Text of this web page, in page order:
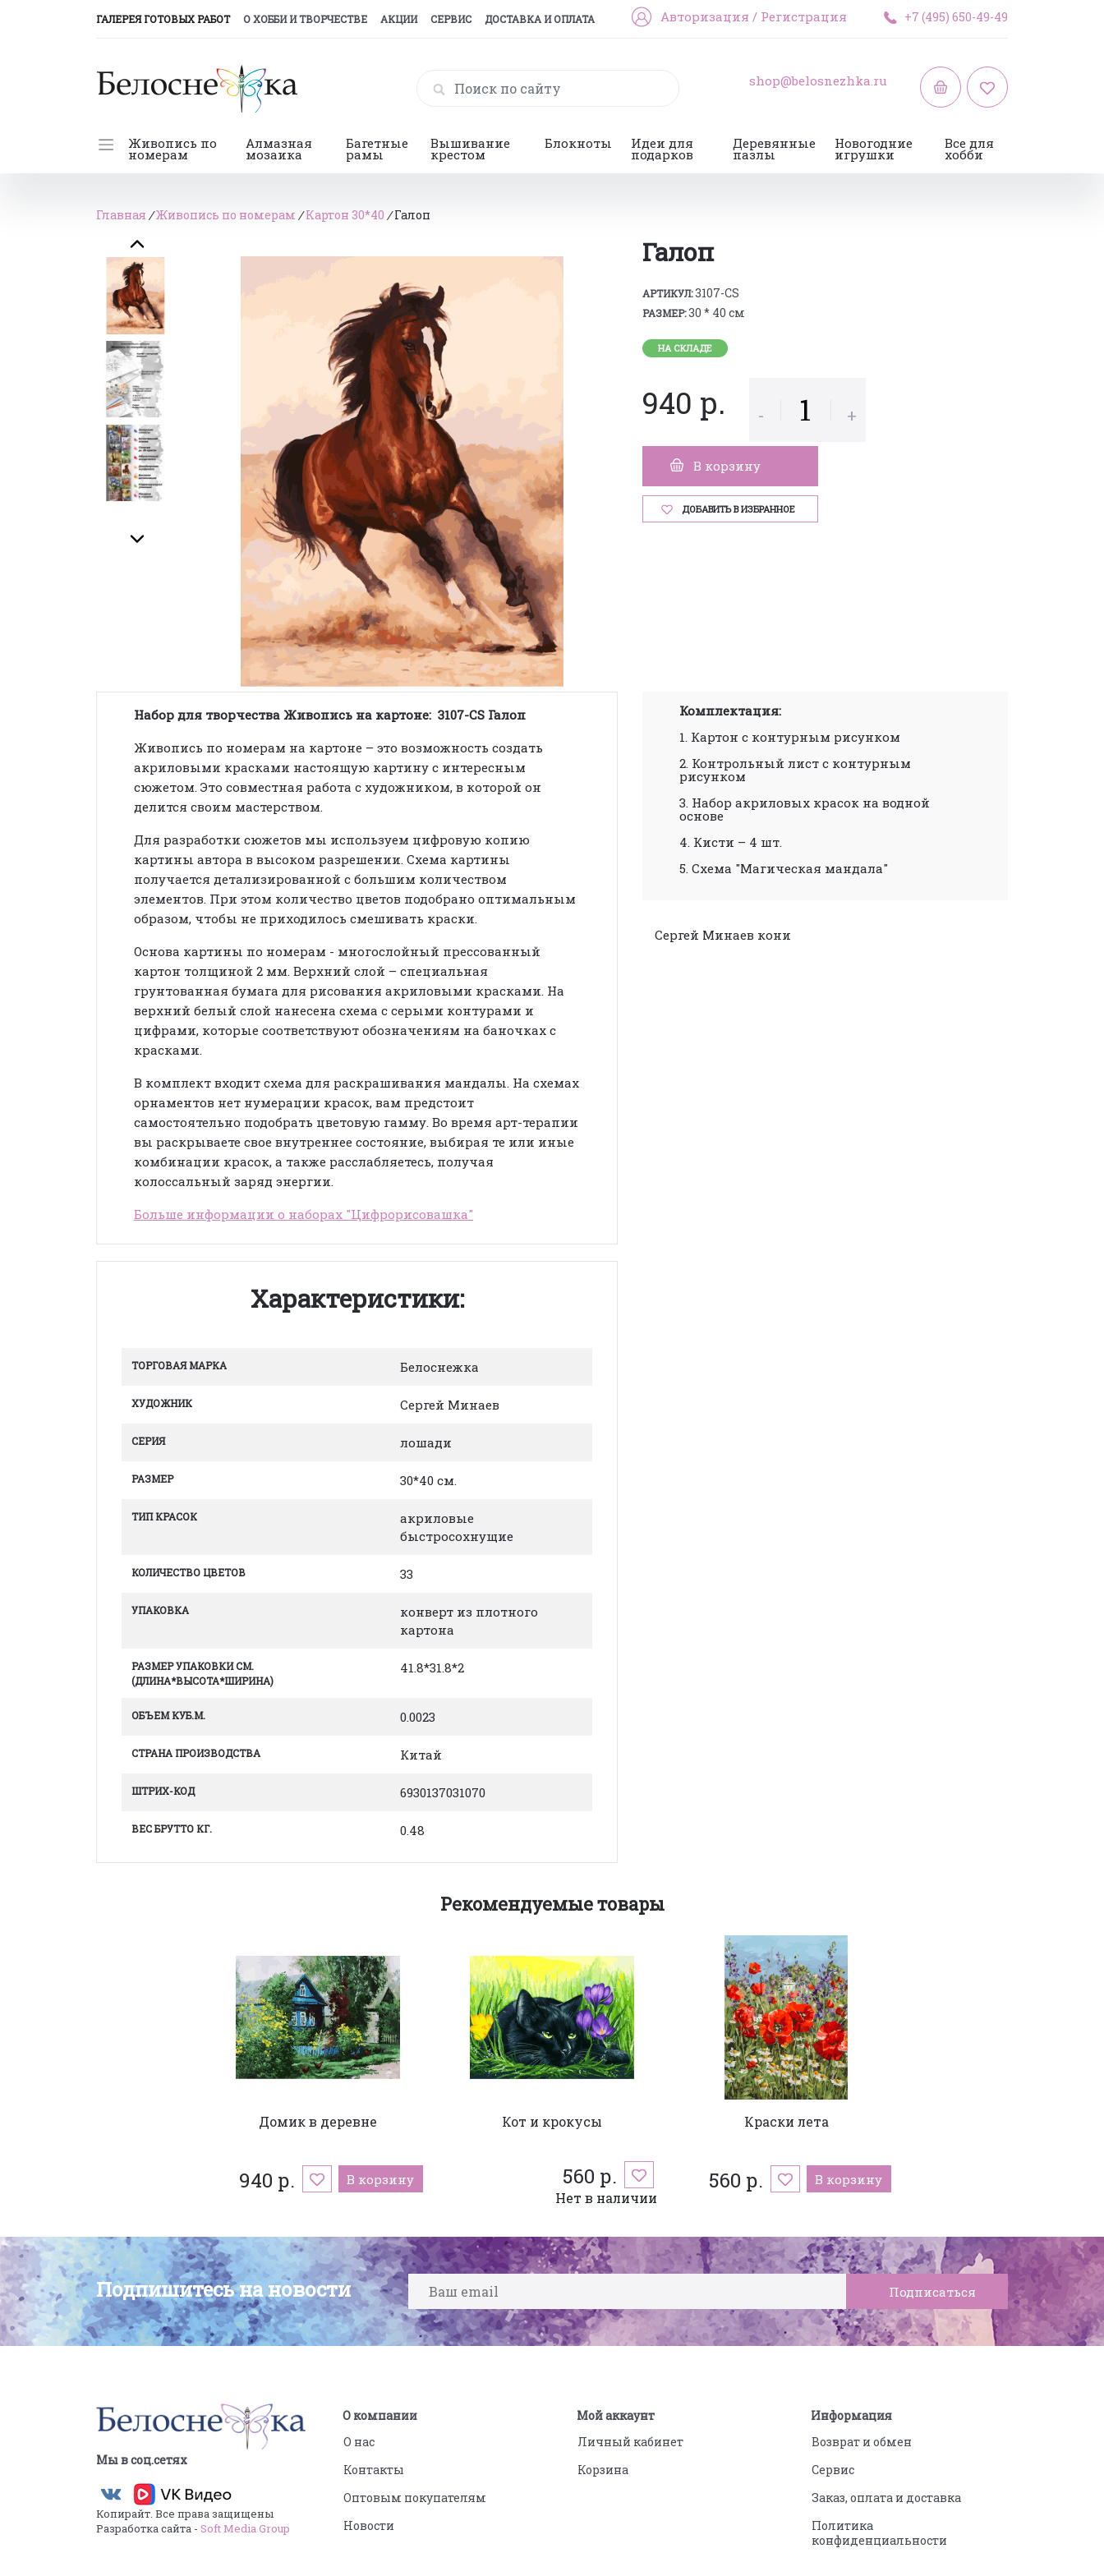
ГАЛЕРЕЯ ГОТОВЫХ РАБОТ(CURRENT)
О ХОББИ И ТВОРЧЕСТВЕ АКЦИИ СЕРВИС ДОСТАВКА И ОПЛАТА Авторизация / Регистрация +7 (495) 650-49-49
shop@belosnezhka.ru
Живопись по
номерам
Алмазная
мозаика
Багетные
рамы
Вышивание
крестом
Блокноты Идеи для
подарков
Деревянные
пазлы
Новогодние
игрушки
Все для
хобби
Главная /Живопись по номерам /Картон 30*40 /Галоп
Галоп
АРТИКУЛ:3107-CS
РАЗМЕР:30 * 40 см
НА СКЛАДЕ
940 р. - +
В корзину
ДОБАВИТЬ В ИЗБРАННОЕ
Набор для творчества Живопись на картоне: 3107-CS Галоп
Живопись по номерам на картоне – это возможность создать
акриловыми красками настоящую картину с интересным
сюжетом. Это совместная работа с художником, в которой он
делится своим мастерством.
Для разработки сюжетов мы используем цифровую копию
картины автора в высоком разрешении. Схема картины
получается детализированной с большим количеством
элементов. При этом количество цветов подобрано оптимальным
образом, чтобы не приходилось смешивать краски.
Основа картины по номерам - многослойный прессованный
картон толщиной 2 мм. Верхний слой – специальная
грунтованная бумага для рисования акриловыми красками. На
верхний белый слой нанесена схема с серыми контурами и
цифрами, которые соответствуют обозначениям на баночках с
красками.
В комплект входит схема для раскрашивания мандалы. На схемах
орнаментов нет нумерации красок, вам предстоит
самостоятельно подобрать цветовую гамму. Во время арт-терапии
вы раскрываете свое внутреннее состояние, выбирая те или иные
комбинации красок, а также расслабляетесь, получая
колоссальный заряд энергии.
Больше информации о наборах "Цифрорисовашка"
Характеристики:
ТОРГОВАЯ МАРКА Белоснежка
ХУДОЖНИК Сергей Минаев
СЕРИЯ лошади
РАЗМЕР 30*40 см.
ТИП КРАСОК
акриловые
быстросохнущие
КОЛИЧЕСТВО ЦВЕТОВ 33
УПАКОВКА
конверт из плотного
картона
РАЗМЕР УПАКОВКИ СМ.
(ДЛИНА*ВЫСОТА*ШИРИНА)
41.8*31.8*2
ОБЪЕМ КУБ.М. 0.0023
СТРАНА ПРОИЗВОДСТВА Китай
ШТРИХ-КОД 6930137031070
ВЕС БРУТТО КГ. 0.48
Комплектация:
1. Картон с контурным рисунком
2. Контрольный лист с контурным
рисунком
3. Набор акриловых красок на водной
основе
4. Кисти – 4 шт.
5. Схема "Магическая мандала"
Сергей Минаев кони
Рекомендуемые товары
Домик в деревне
940 р. В корзину
Кот и крокусы
560 р.
Нет в наличии
Краски лета
560 р. В корзину
Подпишитесь на новости
Мы в соц.сетях
Копирайт. Все права защищены
Разработка сайта - Soft Media Group
О компании
О нас
Контакты
Оптовым покупателям
Новости
Мой аккаунт
Личный кабинет
Корзина
Информация
Возврат и обмен
Сервис
Заказ, оплата и доставка
Политика
конфиденциальности